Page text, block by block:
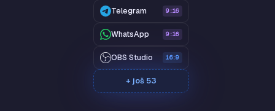
Telegram 9:16
WhatsApp 9:16
OBS Studio 16:9
+ još 53